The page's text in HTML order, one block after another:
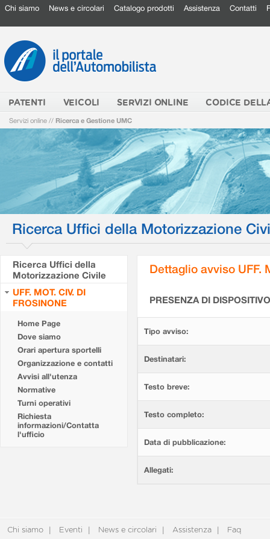
Chi siamo News e circolari Catalogo prodotti Assistenza Contatti
PATENTI VEICOLI SERVIZI ONLINE CODICE
Servizi online // Ricerca e Gestione UMC
Ricerca Uffici della Motorizzazione
Ricerca Uffici della
Motorizzazione Civile
UFF. MOT. CIV. DI
FROSINONE
Home Page
Dove siamo
Orari apertura sportelli
Organizzazione e contatti
Avvisi all'utenza
Normative
Turni operativi
Richiesta
informazioni/Contatta
l'ufficio
Dettaglio avviso UFF.
PRESENZA DI
Tipo avviso:
Destinatari:
Testo breve:
Testo completo:
Data di pubblicazione:
Allegati:
Chi siamo Eventi News e circolari Assistenza Faq